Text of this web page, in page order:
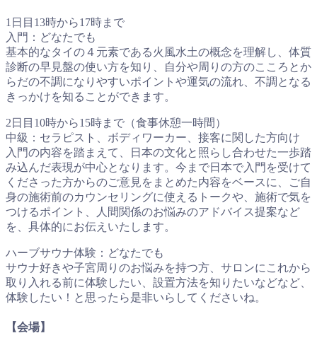
1日目13時から17時まで
入門：どなたでも
基本的なタイの４元素である火風水土の概念を理解し、体質
診断の早見盤の使い方を知り、自分や周りの方のこころとか
らだの不調になりやすいポイントや運気の流れ、不調となる
きっかけを知ることができます。
2日目10時から15時まで（食事休憩一時間）
中級：セラピスト、ボディワーカー、接客に関した方向け
入門の内容を踏まえて、日本の文化と照らし合わせた一歩踏
み込んだ表現が中心となります。今まで日本で入門を受けて
くださった方からのご意見をまとめた内容をベースに、ご自
身の施術前のカウンセリングに使えるトークや、施術で気を
つけるポイント、人間関係のお悩みのアドバイス提案など
を、具体的にお伝えいたします。
ハーブサウナ体験：どなたでも
サウナ好きや子宮周りのお悩みを持つ方、サロンにこれから
取り入れる前に体験したい、設置方法を知りたいなどなど、
体験したい！と思ったら是非いらしてくださいね。
【会場】